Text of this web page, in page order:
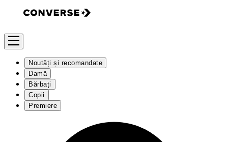
Noutăți și recomandate
Damă
Bărbați
Copii
Premiere